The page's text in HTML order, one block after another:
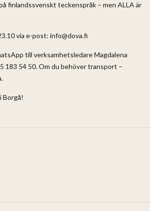
finlandssvenskt teckenspråk – men ALLA är
via e-post: info@dova.fi
till verksamhetsledare Magdalena
183 54 50. Om du behöver transport –
Borgå!